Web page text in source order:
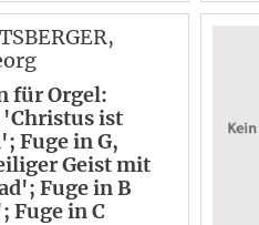
,
für Orgel:
'Christus ist
Fuge in G,
Geist mit
Fuge in B
in C